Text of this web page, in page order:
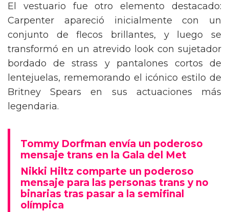
El vestuario fue otro elemento destacado:
Carpenter apareció inicialmente con un
conjunto de flecos brillantes, y luego se
transformó en un atrevido look con sujetador
bordado de strass y pantalones cortos de
lentejuelas, rememorando el icónico estilo de
Britney Spears en sus actuaciones más
legendaria.
Tommy Dorfman envía un poderoso
mensaje trans en la Gala del Met
Nikki Hiltz comparte un poderoso
mensaje para las personas trans y no
binarias tras pasar a la semifinal
olímpica